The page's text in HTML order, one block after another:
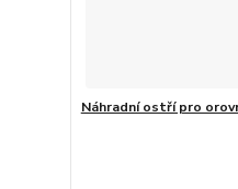
Náhradní ostří pro